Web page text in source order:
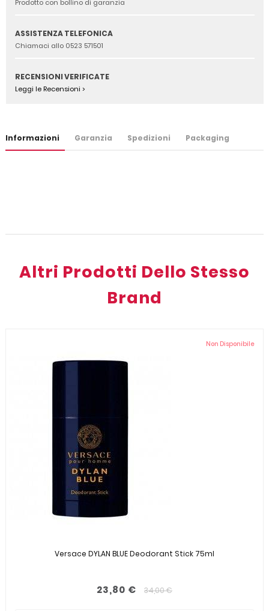
Prodotto con bollino di garanzia
ASSISTENZA TELEFONICA
Chiamaci allo 0523 571501
RECENSIONI VERIFICATE
Leggi le Recensioni >
Informazioni Garanzia Spedizioni Packaging
Altri Prodotti Dello Stesso
Brand
Non Disponibile
Versace DYLAN BLUE Deodorant Stick 75ml
23,80 € 34,00 €